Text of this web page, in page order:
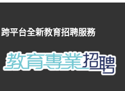
跨平台全新教育招聘服務